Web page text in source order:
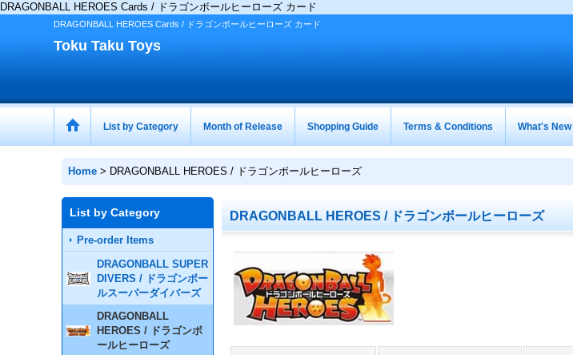
DRAGONBALL HEROES Cards / ドラゴンボールヒーローズ カード
DRAGONBALL HEROES Cards / ドラゴンボールヒーローズ カード
Toku Taku Toys
List by Category Month of Release Shopping Guide Terms & Conditions What's New
Home > DRAGONBALL HEROES / ドラゴンボールヒーローズ
List by Category
Pre-order Items
DRAGONBALL SUPER
DIVERS / ドラゴンボー
ルスーパーダイバーズ
DRAGONBALL
HEROES / ドラゴンボ
ールヒーローズ
DRAGONBALL HEROES / ドラゴンボールヒーローズ